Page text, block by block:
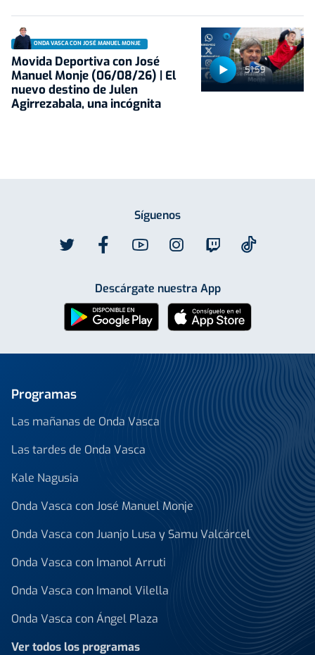
51:59
ONDA VASCA CON JOSÉ MANUEL MONJE
Movida Deportiva con José
Manuel Monje (06/08/26) | El
nuevo destino de Julen
Agirrezabala, una incógnita
Síguenos
Descárgate nuestra App
Programas
Las mañanas de Onda Vasca
Las tardes de Onda Vasca
Kale Nagusia
Onda Vasca con José Manuel Monje
Onda Vasca con Juanjo Lusa y Samu Valcárcel
Onda Vasca con Imanol Arruti
Onda Vasca con Imanol Vilella
Onda Vasca con Ángel Plaza
Ver todos los programas